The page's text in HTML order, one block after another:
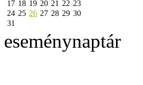
17 18 19 20 21 22 23
24 25 26 27 28 29 30
31
eseménynaptár